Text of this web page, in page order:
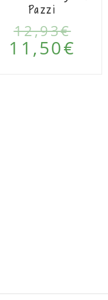
Pazzi
12,93€
11,50€